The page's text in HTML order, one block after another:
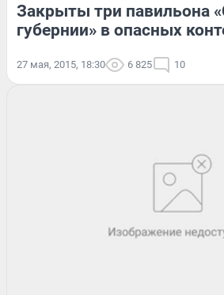
Закрыты три павильона
губернии» в опасных
27 мая, 2015, 18:30 6 825 10